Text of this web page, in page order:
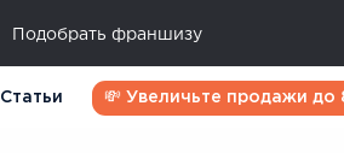
Подобрать франшизу
Статьи 💸 Увеличьте продажи до